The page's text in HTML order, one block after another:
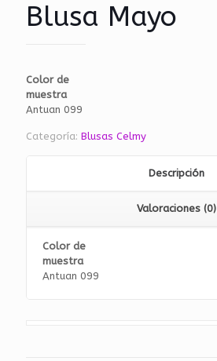
Blusa Mayo
Color de
muestra
Antuan 099
Categoría: Blusas Celmy
Descripción
Valoraciones (0)
Color de
muestra
Antuan 099